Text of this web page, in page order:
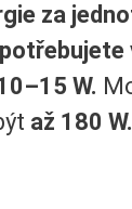
za
W.
až 180 W.